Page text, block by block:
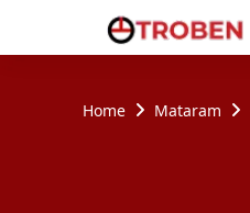
Home Mataram